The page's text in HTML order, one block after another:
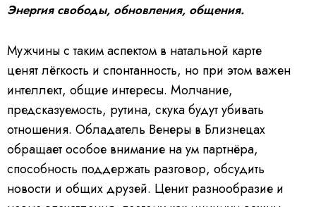
Энергия свободы, обновления, общения.
Мужчины с таким аспектом в натальной карте
ценят лёгкость и спонтанность, но при этом важен
интеллект, общие интересы. Молчание,
предсказуемость, рутина, скука будут убивать
отношения. Обладатель Венеры в Близнецах
обращает особое внимание на ум партнёра,
способность поддержать разговор, обсудить
новости и общих друзей. Ценит разнообразие и